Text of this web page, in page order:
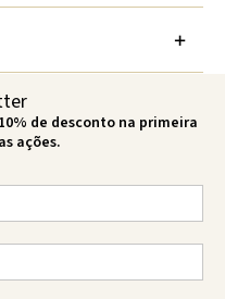
de desconto na primeira
ações.